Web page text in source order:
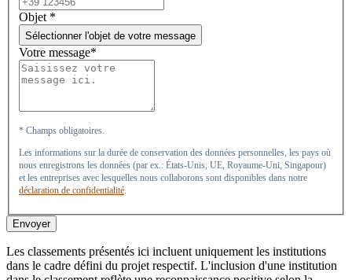
Objet *
Sélectionner l'objet de votre message
Votre message*
* Champs obligatoires.
Les informations sur la durée de conservation des données personnelles, les pays où
nous enregistrons les données (par ex.: États-Unis, UE, Royaume-Uni, Singapour)
et les entreprises avec lesquelles nous collaborons sont disponibles dans notre
déclaration de confidentialité.
Envoyer
Les classements présentés ici incluent uniquement les institutions
dans le cadre défini du projet respectif. L'inclusion d'une institution